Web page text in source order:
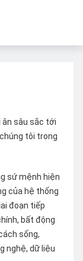
ân sâu sắc tới
tôi trong
sứ mệnh hiện
của hệ thống
đoạn tiếp
bất động
sống,
nghệ, dữ liệu